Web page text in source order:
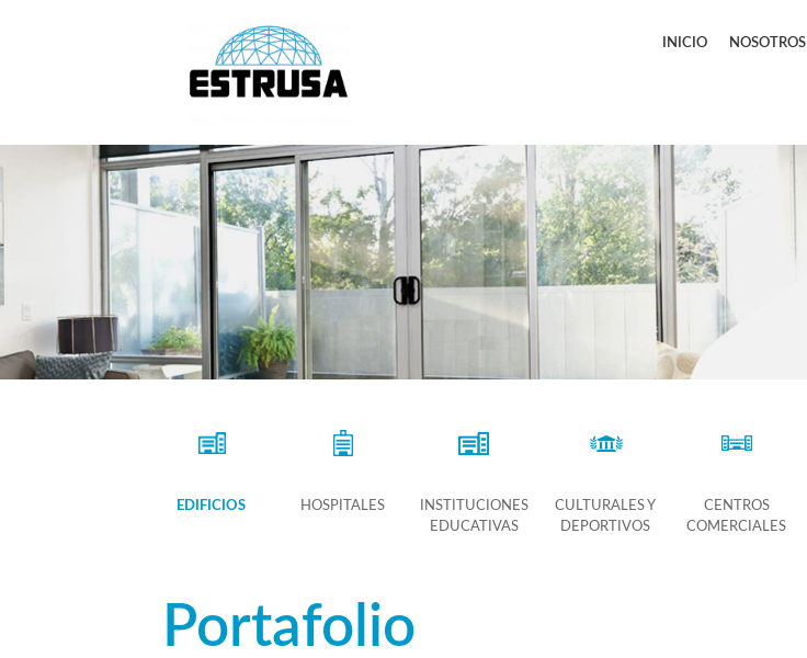
INICIO NOSOTROS
EDIFICIOS HOSPITALES
INSTITUCIONES
EDUCATIVAS
CULTURALES Y
DEPORTIVOS
CENTROS
COMERCIALES
Portafolio